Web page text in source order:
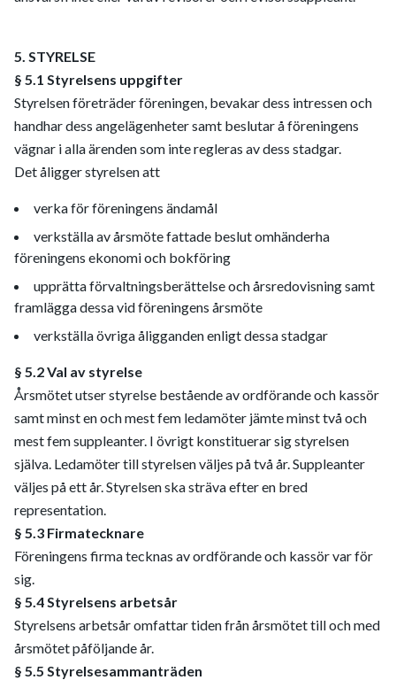
5. STYRELSE
§ 5.1 Styrelsens uppgifter
Styrelsen företräder föreningen, bevakar dess intressen och
handhar dess angelägenheter samt beslutar å föreningens
vägnar i alla ärenden som inte regleras av dess stadgar.
Det åligger styrelsen att
verka för föreningens ändamål
verkställa av årsmöte fattade beslut omhänderha
föreningens ekonomi och bokföring
upprätta förvaltningsberättelse och årsredovisning samt
framlägga dessa vid föreningens årsmöte
verkställa övriga åligganden enligt dessa stadgar
§ 5.2 Val av styrelse
Årsmötet utser styrelse bestående av ordförande och kassör
samt minst en och mest fem ledamöter jämte minst två och
mest fem suppleanter. I övrigt konstituerar sig styrelsen
själva. Ledamöter till styrelsen väljes på två år. Suppleanter
väljes på ett år. Styrelsen ska sträva efter en bred
representation.
§ 5.3 Firmatecknare
Föreningens firma tecknas av ordförande och kassör var för
sig.
§ 5.4 Styrelsens arbetsår
Styrelsens arbetsår omfattar tiden från årsmötet till och med
årsmötet påföljande år.
§ 5.5 Styrelsesammanträden